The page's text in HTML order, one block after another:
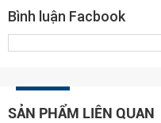
Bình luận Facbook
SẢN PHẨM LIÊN QUAN